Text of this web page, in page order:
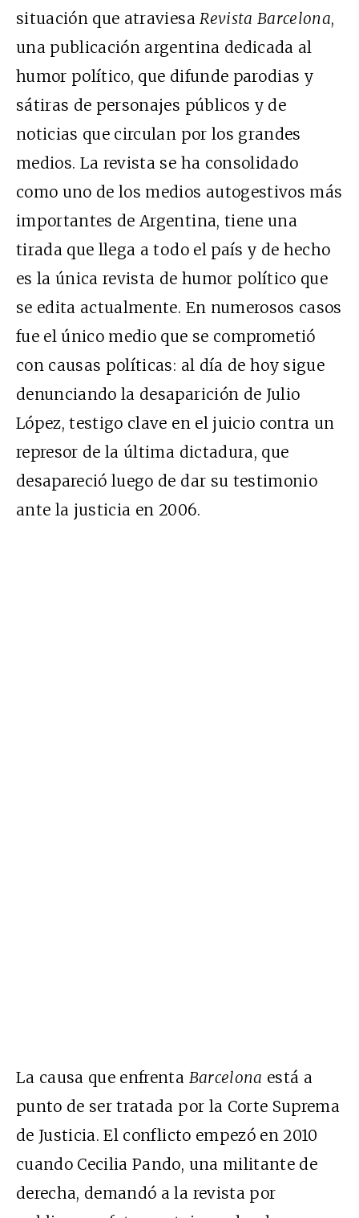
situación que atraviesaRevista Barcelona,
una publicación argentina dedicada al
humor político, que difunde parodias y
sátiras de personajes públicos y de
noticias que circulan por los grandes
medios. La revista se ha consolidado
como uno de los medios autogestivos más
importantes de Argentina, tiene una
tirada que llega a todo el país y de hecho
es la única revista de humor político que
se edita actualmente. En numerosos casos
fue el único medio que se comprometió
con causas políticas: al día de hoy sigue
denunciando la desaparición de Julio
López, testigo clave en el juicio contra un
represor de la última dictadura, que
desapareció luego de dar su testimonio
ante la justicia en 2006.
La causa que enfrenta Barcelona está a
punto de ser tratada por la Corte Suprema
de Justicia. El conflicto empezó en 2010
cuando Cecilia Pando, una militante de
derecha, demandó a la revista por